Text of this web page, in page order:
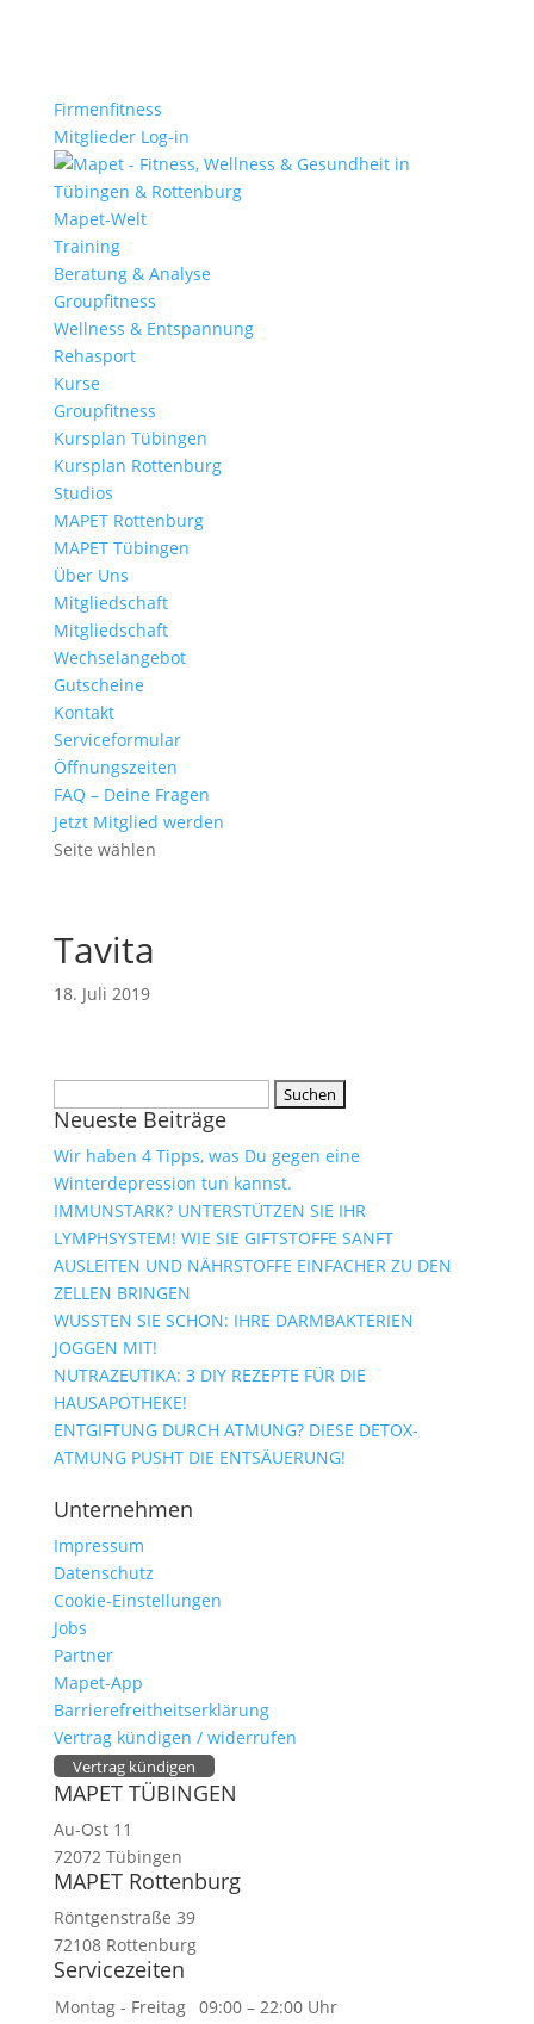
Firmenfitness
Mitglieder Log-in
Mapet-Welt
Training
Beratung & Analyse
Groupfitness
Wellness & Entspannung
Rehasport
Kurse
Groupfitness
Kursplan Tübingen
Kursplan Rottenburg
Studios
MAPET Rottenburg
MAPET Tübingen
Über Uns
Mitgliedschaft
Mitgliedschaft
Wechselangebot
Gutscheine
Kontakt
Serviceformular
Öffnungszeiten
FAQ – Deine Fragen
Jetzt Mitglied werden
Seite wählen
Tavita
18. Juli 2019
nach:
Neueste Beiträge
Wir haben 4 Tipps, was Du gegen eine
Winterdepression tun kannst.
IMMUNSTARK? UNTERSTÜTZEN SIE IHR
LYMPHSYSTEM! WIE SIE GIFTSTOFFE SANFT
AUSLEITEN UND NÄHRSTOFFE EINFACHER ZU DEN
ZELLEN BRINGEN
WUSSTEN SIE SCHON: IHRE DARMBAKTERIEN
JOGGEN MIT!
NUTRAZEUTIKA: 3 DIY REZEPTE FÜR DIE
HAUSAPOTHEKE!
ENTGIFTUNG DURCH ATMUNG? DIESE DETOX-
ATMUNG PUSHT DIE ENTSÄUERUNG!
Unternehmen
Impressum
Datenschutz
Cookie-Einstellungen
Jobs
Partner
Mapet-App
Barrierefreitheitserklärung
Vertrag kündigen / widerrufen
Vertrag kündigen
MAPET TÜBINGEN
Au-Ost 11
72072 Tübingen
MAPET Rottenburg
Röntgenstraße 39
72108 Rottenburg
Servicezeiten
Montag - Freitag 09:00 – 22:00 Uhr